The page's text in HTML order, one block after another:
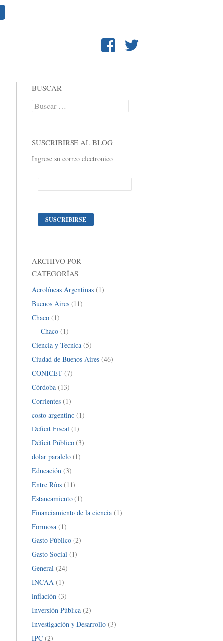
BUSCAR
Buscar:
SUSCRIBIRSE AL BLOG
Ingrese su correo electronico
ARCHIVO POR
CATEGORÍAS
Aerolíneas Argentinas(1)
Buenos Aires(11)
Chaco(1)
Chaco(1)
Ciencia y Tecnica(5)
Ciudad de Buenos Aires(46)
CONICET(7)
Córdoba(13)
Corrientes(1)
costo argentino(1)
Déficit Fiscal(1)
Déficit Público(3)
dolar paralelo(1)
Educación(3)
Entre Ríos(11)
Estancamiento(1)
Financiamiento de la ciencia(1)
Formosa(1)
Gasto Público(2)
Gasto Social(1)
General(24)
INCAA(1)
inflación(3)
Inversión Pública(2)
Investigación y Desarrollo(3)
IPC(2)